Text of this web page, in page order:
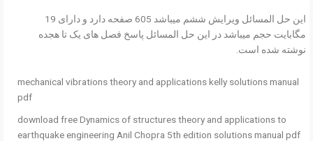
این حل المسائل ویرایش ششم میباشد 605 صفحه دارد و دارای 19
مگابایت حجم میباشد در این حل المسائل پاسخ فصل های یک تا هجده
نوشته شده است.
mechanical vibrations theory and applications kelly solutions manual
pdf
download free Dynamics of structures theory and applications to
earthquake engineering Anil Chopra 5th edition solutions manual pdf